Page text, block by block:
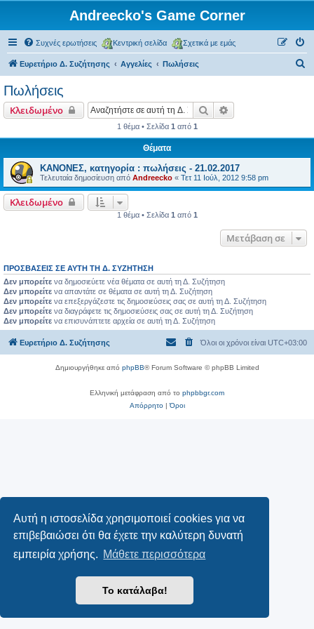
Αυτή η ιστοσελίδα χρησιμοποιεί cookies για να
επιβεβαιώσει ότι θα έχετε την καλύτερη δυνατή
εμπειρία χρήσης. Μάθετε περισσότερα
Το κατάλαβα!
Andreecko's Game Corner
Συχνές ερωτήσεις Κεντρική σελίδα Σχετικά με εμάς
Ευρετήριο Δ. Συζήτησης Αγγελίες Πωλήσεις
Πωλήσεις
Κλειδωμένο Αναζήτηση
1 θέμα • Σελίδα 1 από 1
Θέματα
ΚΑΝΟΝΕΣ, κατηγορία : πωλήσεις - 21.02.2017
Τελευταία δημοσίευση από Andreecko « Τετ 11 Ιούλ, 2012 9:58 pm
Κλειδωμένο
1 θέμα • Σελίδα 1 από 1
Μετάβαση σε
ΠΡΟΣΒΆΣΕΙΣ ΣΕ ΑΥΤΉ ΤΗ Δ. ΣΥΖΉΤΗΣΗ
Δεν μπορείτε να δημοσιεύετε νέα θέματα σε αυτή τη Δ. Συζήτηση
Δεν μπορείτε να απαντάτε σε θέματα σε αυτή τη Δ. Συζήτηση
Δεν μπορείτε να επεξεργάζεστε τις δημοσιεύσεις σας σε αυτή τη Δ. Συζήτηση
Δεν μπορείτε να διαγράφετε τις δημοσιεύσεις σας σε αυτή τη Δ. Συζήτηση
Δεν μπορείτε να επισυνάπτετε αρχεία σε αυτή τη Δ. Συζήτηση
Ευρετήριο Δ. Συζήτησης Όλοι οι χρόνοι είναι UTC+03:00
Δημιουργήθηκε από phpBB® Forum Software © phpBB Limited
Ελληνική μετάφραση από το phpbbgr.com
Απόρρητο|Όροι